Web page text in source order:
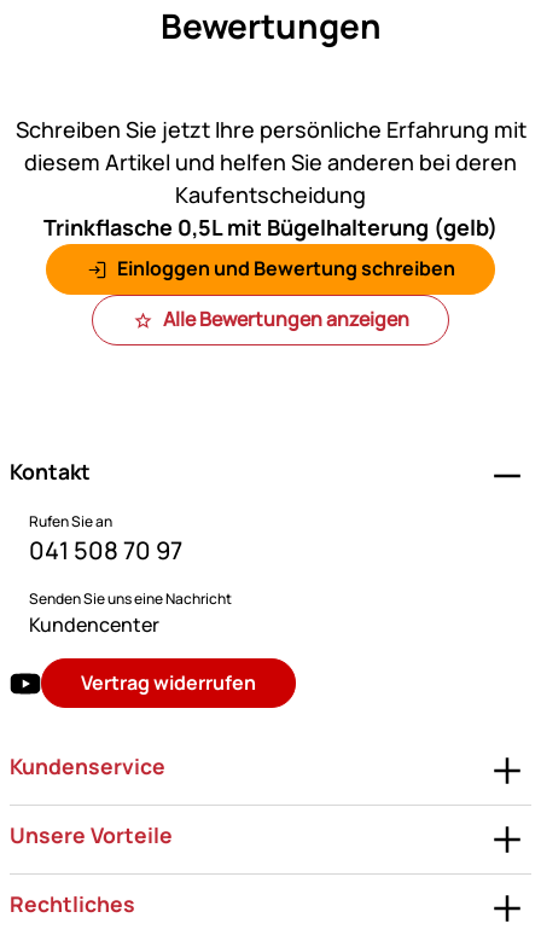
Bewertungen
Schreiben Sie jetzt Ihre persönliche Erfahrung mit
diesem Artikel und helfen Sie anderen bei deren
Kaufentscheidung
Trinkflasche 0,5L mit Bügelhalterung (gelb)
Einloggen und Bewertung schreiben
Alle Bewertungen anzeigen
Kontakt
Rufen Sie an
041 508 70 97
Senden Sie uns eine Nachricht
Kundencenter
Vertrag widerrufen
Kundenservice
Unsere Vorteile
Rechtliches